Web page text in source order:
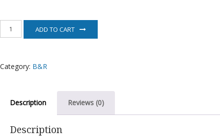
电
ADD TO CART
Category: B&R
Description Reviews (0)
Description